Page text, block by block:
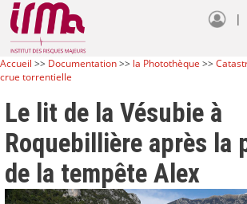
|
Accueil >> Documentation>> la Photothèque >>
crue torrentielle
Le lit de la Vésubie à
Roquebillière après la
de la tempête Alex